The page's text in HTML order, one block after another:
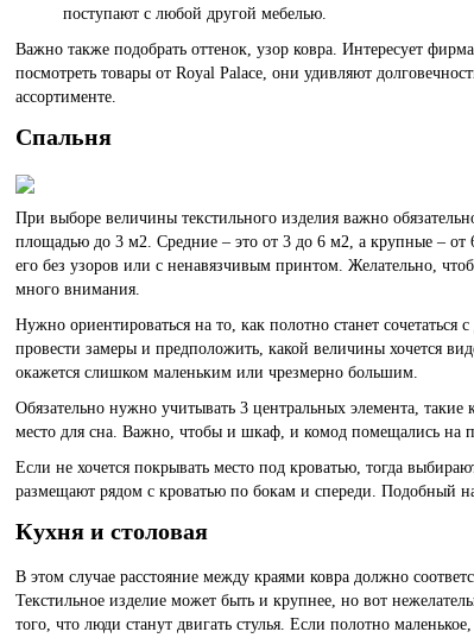
поступают с любой другой мебелью.
Важно также подобрать оттенок, узор ковра. Интересует
посмотреть товары от Royal Palace, они удивляют
ассортименте.
Спальня
При выборе величины текстильного изделия важно
площадью до 3 м2. Средние – это от 3 до 6 м2, а крупные – от
его без узоров или с ненавязчивым принтом. Желательно,
много внимания.
Нужно ориентироваться на то, как полотно станет
провести замеры и предположить, какой величины хочется
окажется слишком маленьким или чрезмерно большим.
Обязательно нужно учитывать 3 центральных элемента,
место для сна. Важно, чтобы и шкаф, и комод помещались на
Если не хочется покрывать место под кроватью, тогда
размещают рядом с кроватью по бокам и спереди. Подобный
Кухня и столовая
В этом случае расстояние между краями ковра должно
Текстильное изделие может быть и крупнее, но вот
того, что люди станут двигать стулья. Если полотно